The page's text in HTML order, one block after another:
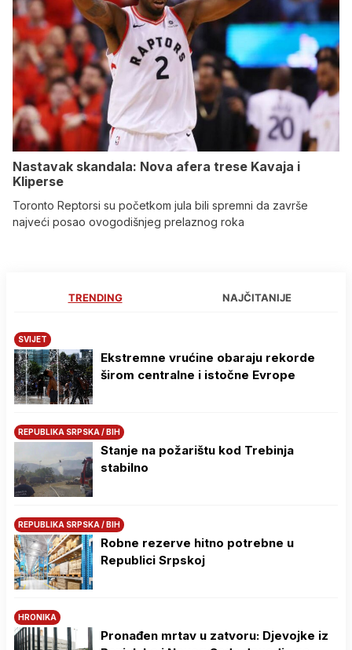
Nastavak skandala: Nova afera trese Kavaja i
Kliperse
Toronto Reptorsi su početkom jula bili spremni da završe
najveći posao ovogodišnjeg prelaznog roka
TRENDING NAJČITANIJE
SVIJET
Ekstremne vrućine obaraju rekorde
širom centralne i istočne Evrope
REPUBLIKA SRPSKA / BIH
Stanje na požarištu kod Trebinja
stabilno
REPUBLIKA SRPSKA / BIH
Robne rezerve hitno potrebne u
Republici Srpskoj
HRONIKA
Pronađen mrtav u zatvoru: Djevojke iz